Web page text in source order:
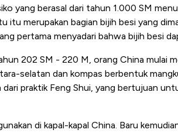
yang berasal dari tahun 1.000 SM
itu merupakan bagian bijih besi yang
pertama menyadari bahwa bijih besi
202 SM - 220 M, orang China mulai
selatan dan kompas berbentuk
dari praktik Feng Shui, yang bertujuan
di kapal-kapal China. Baru
Begini